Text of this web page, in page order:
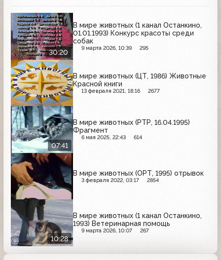
30:20
В мире животных (1 канал Останкино,
01.01.1993) Конкурс красоты среди
собак
9 марта 2026, 10:39 295
В мире животных (ЦТ, 1986) Животные
Красной книги
13 февраля 2021, 18:16 2677
07:41
В мире животных (РТР, 16.04.1995)
Фрагмент
6 мая 2025, 22:43 614
В мире животных (ОРТ, 1995) отрывок
3 февраля 2022, 03:17 2854
10:28
В мире животных (1 канал Останкино,
1993) Ветеринарная помощь
9 марта 2026, 10:07 267